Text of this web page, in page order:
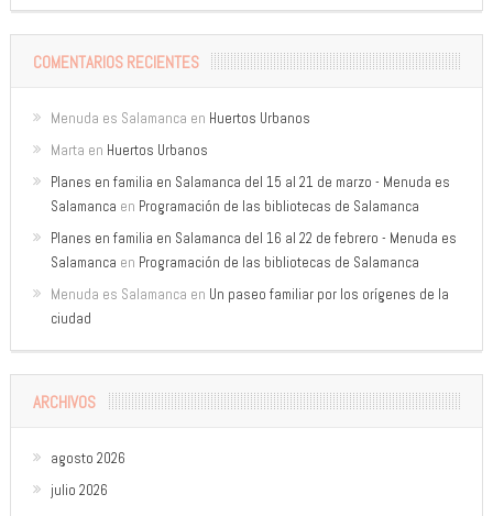
COMENTARIOS RECIENTES
Menuda es Salamanca en Huertos Urbanos
Marta en Huertos Urbanos
Planes en familia en Salamanca del 15 al 21 de marzo - Menuda es
Salamanca en Programación de las bibliotecas de Salamanca
Planes en familia en Salamanca del 16 al 22 de febrero - Menuda es
Salamanca en Programación de las bibliotecas de Salamanca
Menuda es Salamanca en Un paseo familiar por los orígenes de la
ciudad
ARCHIVOS
agosto 2026
julio 2026